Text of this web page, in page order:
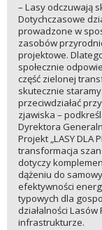
– Lasy odczuwają
Dotychczasowe
prowadzone w
zasobów
projektowe.
społecznie
część zielonej
skutecznie
przeciwdziałać
zjawiska –
Dyrektora
Projekt „LASY DLA
transformacja
dotyczy
dążeniu do
efektywności
typowych dla
działalności
infrastrukturze.